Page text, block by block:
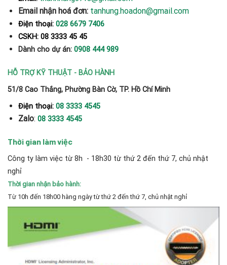
Email nhận hoá đơn: tanhung.hoadon@gmail.com
Điện thoại: 028 6679 7406
CSKH: 08 3333 45 45
Dành cho dự án: 0908 444 989
HỖ TRỢ KỸ THUẬT - BẢO HÀNH
51/8 Cao Thắng, Phường Bàn Cờ, TP. Hồ Chí Minh
Điện thoại: 08 3333 4545
Zalo: 08 3333 4545
Thời gian làm việc
Công ty làm việc từ 8h - 18h30 từ thứ 2 đến thứ 7, chủ nhật
nghỉ
Thời gian nhận bảo hành:
Từ 10h đến 18h00 hàng ngày từ thứ 2 đến thứ 7, chủ nhật nghỉ